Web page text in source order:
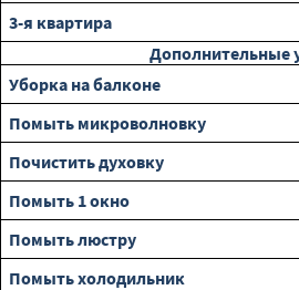
3-я квартира
Дополнительные
Уборка на балконе
Помыть микроволновку
Почистить духовку
Помыть 1 окно
Помыть люстру
Помыть холодильник